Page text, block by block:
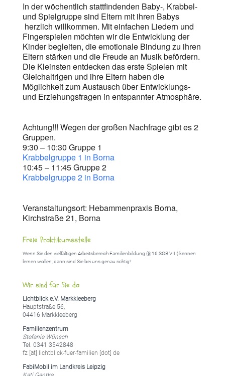
In der wöchentlich stattfindenden Baby-, Krabbel-
und Spielgruppe sind Eltern mit ihren Babys
herzlich willkommen. Mit einfachen Liedern und
Fingerspielen möchten wir die Entwicklung der
Kinder begleiten, die emotionale Bindung zu ihren
Eltern stärken und die Freude an Musik befördern.
Die Kleinsten entdecken das erste Spielen mit
Gleichaltrigen und ihre Eltern haben die
Möglichkeit zum Austausch über Entwicklungs-
und Erziehungsfragen in entspannter Atmosphäre.
Achtung!!! Wegen der großen Nachfrage gibt es 2
Gruppen.
9:30 – 10:30 Gruppe 1
Krabbelgruppe 1 in Borna
10:45 – 11:45 Gruppe 2
Krabbelgruppe 2 in Borna
Veranstaltungsort: Hebammenpraxis Borna,
Kirchstraße 21, Borna
Freie Praktikumsstelle
Wenn Sie den vielfältigen Arbeitsbereich Familienbildung (§ 16 SGB VIII) kennen
lernen wollen, dann sind Sie bei uns genau richtig!
Wir sind für Sie da
Lichtblick e.V. Markkleeberg
Hauptstraße 56,
04416 Markkleeberg
Familienzentrum
Stefanie Wünsch
Tel. 0341 3542848
fz [at] lichtblick-fuer-familien [dot] de
FabiMobil im Landkreis Leipzig